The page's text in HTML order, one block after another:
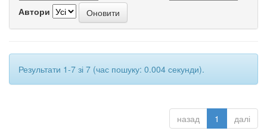
Автори
Результати 1-7 зі 7 (час пошуку: 0.004 секунди).
назад 1 далі